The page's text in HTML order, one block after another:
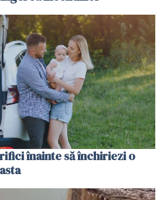
înainte să închiriezi o